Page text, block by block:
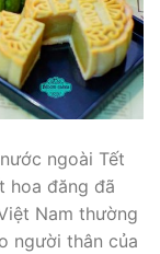
ngoài Tết
hoa đăng đã
Nam thường
người thân của